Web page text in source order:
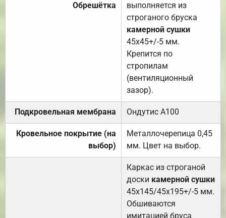
Обрешётка
выполняется из
строганого бруска
камерной сушки
45х45+/-5 мм.
Крепится по
стропилам
(вентиляционный
зазор).
Подкровельная мембрана Ондутис А100
Кровельное покрытие (на
выбор)
Металлочерепица 0,45
мм. Цвет на выбор.
Каркас из строганой
доски камерной сушки
45х145/45х195+/-5 мм.
Обшиваются
имитацией бруса